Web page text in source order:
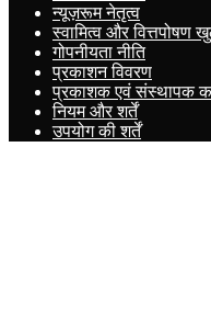
न्यूज़रूम नेतृत्व
स्वामित्व और वित्तपोषण
गोपनीयता नीति
प्रकाशन विवरण
प्रकाशक एवं संस्थापक
नियम और शर्तें
उपयोग की शर्तें